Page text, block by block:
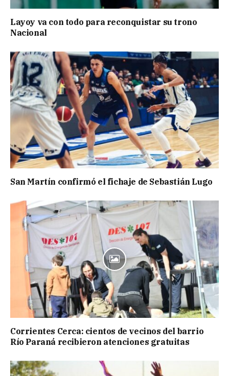
Layoy va con todo para reconquistar su trono
Nacional
San Martín confirmó el fichaje de Sebastián Lugo
Corrientes Cerca: cientos de vecinos del barrio
Río Paraná recibieron atenciones gratuitas